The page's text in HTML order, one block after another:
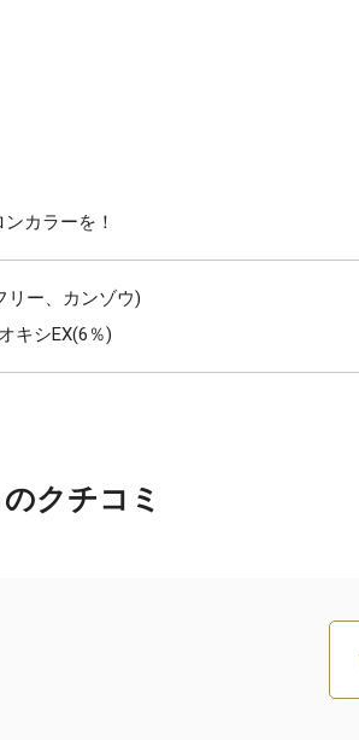
カラーを！
リー、カンゾウ)
キシEX(6％)
クチコミ